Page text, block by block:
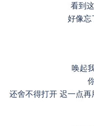
看到
好像忘
唤起
还舍不得打开 迟一点再